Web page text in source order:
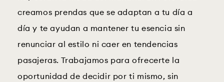
creamos prendas que se adaptan a tu día a
día y te ayudan a mantener tu esencia sin
renunciar al estilo ni caer en tendencias
pasajeras. Trabajamos para ofrecerte la
oportunidad de decidir por ti mismo, sin